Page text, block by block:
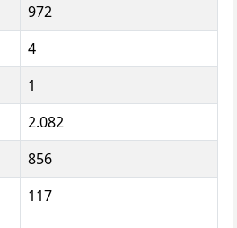
972
4
1
2.082
856
117